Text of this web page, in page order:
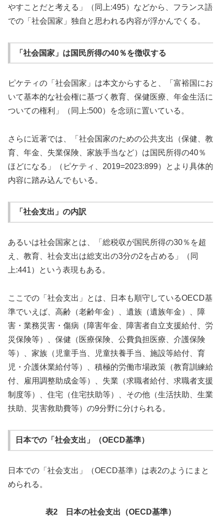
やすことだと考える」（同上:495）などから、フランス語
での「社会国家」独自と思われる内容が浮かんでくる。
「社会国家」は国民所得の40％を徴収する
ピケティの「社会国家」は本文からすると、「富裕国にお
いて基本的な社会権に基づく教育、保健医療、年金生活に
ついての権利」（同上:500）を念頭に置いている。
さらに近著では、「社会国家のための公共支出（保健、教
育、年金、失業保険、家族手当など）は国民所得の40％
ほどになる」（ピケティ、2019=2023:899）とより具体的
内容に踏み込んでもいる。
「社会支出」の内訳
あるいは社会国家とは、「総税収が国民所得の30％を超
え、教育、社会支出は総支出の3分の2を占める」（同
上:441）という表現もある。
ここでの「社会支出」とは、日本も順守しているOECD基
準でいえば、高齢（老齢年金）、遺族（遺族年金）、障
害・業務災害・傷病（障害年金、障害者自立支援給付、労
災保険等）、保健（医療保険、公費負担医療、介護保険
等）、家族（児童手当、児童扶養手当、施設等給付、育
児・介護休業給付等）、積極的労働市場政策（教育訓練給
付、雇用調整助成金等）、失業（求職者給付、求職者支援
制度等）、住宅（住宅扶助等）、その他（生活扶助、生業
扶助、災害救助費等）の9分野に分けられる。
日本での「社会支出」（OECD基準）
日本での「社会支出」（OECD基準）は表2のようにまと
められる。
表2 日本の社会支出（OECD基準）